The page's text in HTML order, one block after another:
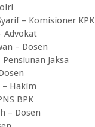
– Komisioner KPK
Advokat
– Dosen
Jaksa
Hakim
BPK
– Dosen